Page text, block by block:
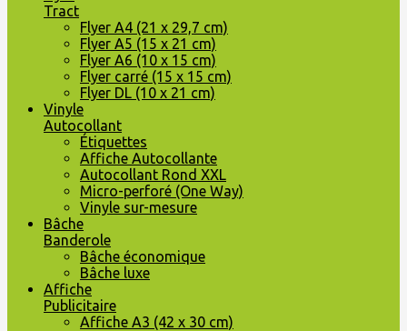
Tract
Flyer A4 (21 x 29,7 cm)
Flyer A5 (15 x 21 cm)
Flyer A6 (10 x 15 cm)
Flyer carré (15 x 15 cm)
Flyer DL (10 x 21 cm)
Vinyle
Autocollant
Étiquettes
Affiche Autocollante
Autocollant Rond XXL
Micro-perforé (One Way)
Vinyle sur-mesure
Bâche
Banderole
Bâche économique
Bâche luxe
Affiche
Publicitaire
Affiche A3 (42 x 30 cm)